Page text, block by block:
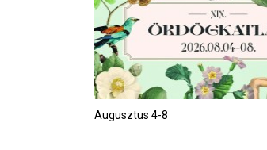
Augusztus 4-8